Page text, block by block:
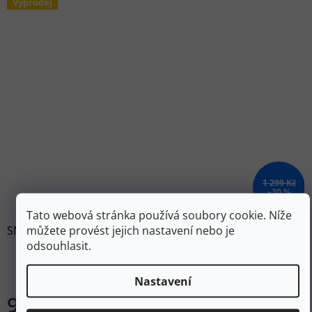
Tato webová stránka používá soubory cookie. Níže
můžete provést jejich nastavení nebo je
odsouhlasit.
Nastavení
1 299 Kč
–30 %
SMARTWOOL Dámské triko W MERINO SPORT 120 SHORT
SLEEVE fiji flower h – růžové
907 Kč